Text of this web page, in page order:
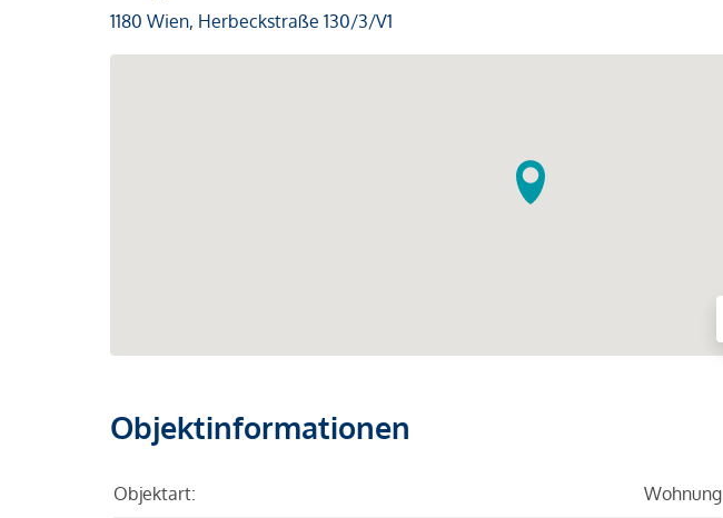
1180 Wien, Herbeckstraße 130/3/V1
Objektinformationen
Objektart: Wohnung